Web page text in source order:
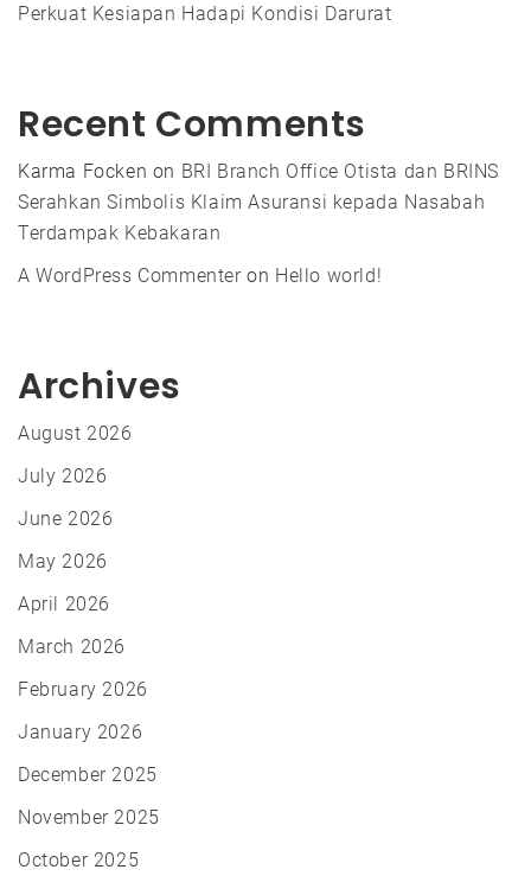
Perkuat Kesiapan Hadapi Kondisi Darurat
Recent Comments
Karma Focken on BRI Branch Office Otista dan BRINS
Serahkan Simbolis Klaim Asuransi kepada Nasabah
Terdampak Kebakaran
A WordPress Commenteron Hello world!
Archives
August 2026
July 2026
June 2026
May 2026
April 2026
March 2026
February 2026
January 2026
December 2025
November 2025
October 2025